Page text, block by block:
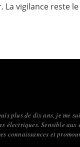
La vigilance reste
plus de dix ans, je me
électriques. Sensible aux
connaissances et